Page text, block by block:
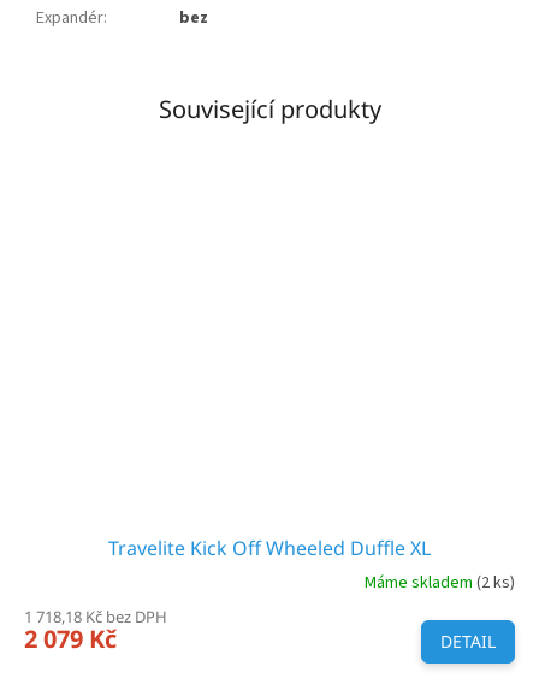
Související produkty
Travelite Kick Off Wheeled Duffle XL
Máme skladem (2 ks)
1 718,18 Kč bez DPH
2 079 Kč DETAIL
Expandér: bez